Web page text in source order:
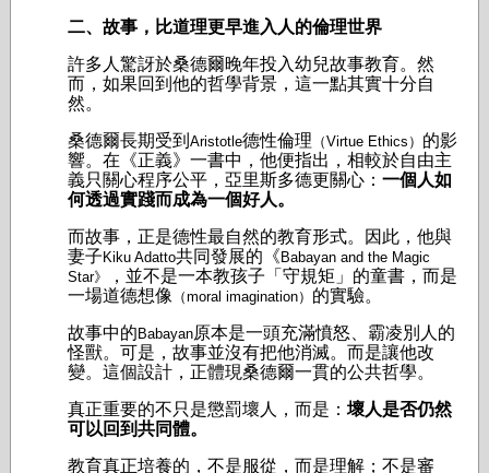
二、故事，比道理更早進入人的倫理世界
許多人驚訝於桑德爾晚年投入幼兒故事教育。 然
而，如果回到他的哲學背景，這一點其實十分自
然。
桑德爾長期受到 Aristotle德性倫理 （Virtue Ethics） 的影
響。 在《正義》一書中，他便指出，相較於自由主
義只關心程序公平，亞里斯多德更關心： 一個人如
何透過實踐而成為一個好人。
而故事，正是德性最自然的教育形式。
因此，他與
妻子 Kiku Adatto共同發展的《 Babayan and the Magic
Star》
，並不是一本教孩子「守規矩」的童書，而是
一場道德想像 （moral imagination） 的實驗。
故事中的 Babayan原本是一頭充滿憤怒、霸凌別人的
怪獸。 可是，故事並沒有把他消滅。 而是讓他改
變。 這個設計，正體現桑德爾一貫的公共哲學。
真正重要的不只是懲罰壞人，而是： 壞人是否仍然
可以回到共同體。
教育真正培養的，不是服從，而是理解； 不是審